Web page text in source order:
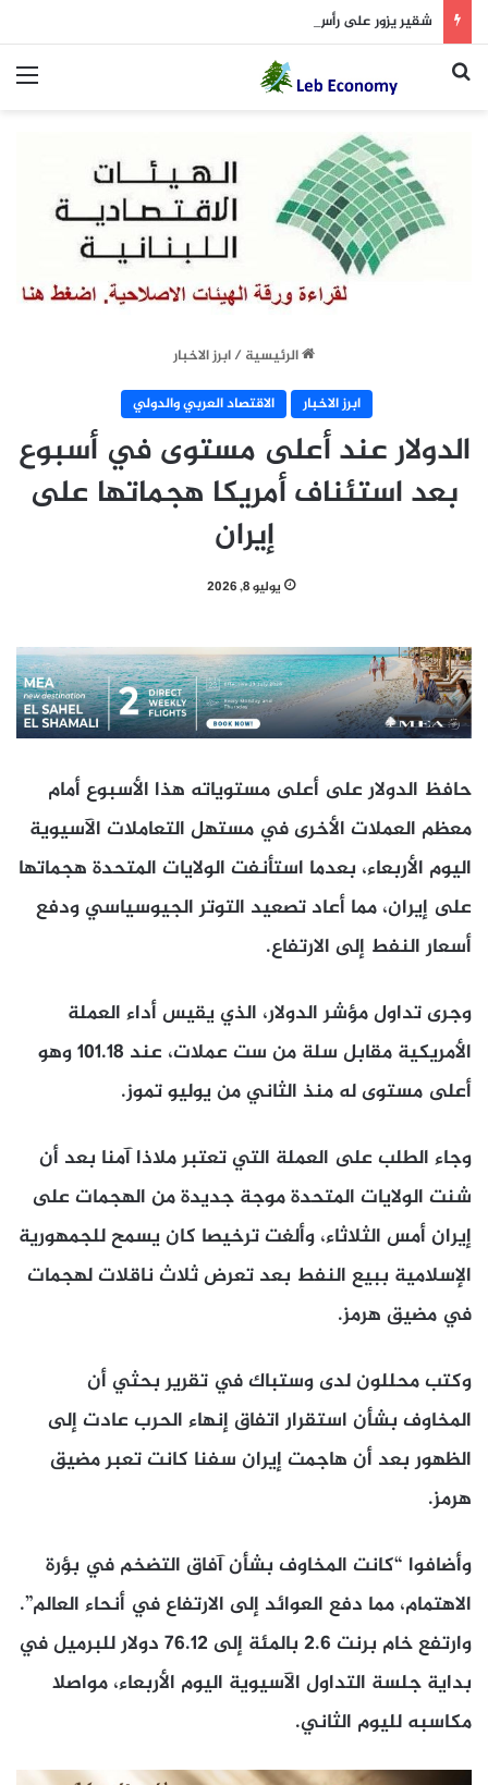
بحث عن
الرئيسية/ابرز الاخبار
ابرز الاخبار
الاقتصاد العربي والدولي
الدولار عند أعلى مستوى في أسبوع
بعد استئناف أمريكا هجماتها على
إيران
يوليو 8, 2026
حافظ الدولار على أعلى مستوياته هذا الأسبوع أمام
معظم العملات الأخرى في مستهل التعاملات ​الآسيوية
اليوم الأربعاء، بعدما استأنفت الولايات المتحدة ‌هجماتها
على إيران، مما أعاد تصعيد التوتر الجيوسياسي ودفع
أسعار النفط إلى الارتفاع.
وجرى تداول مؤشر الدولار، الذي يقيس أداء العملة ​
الأمريكية مقابل سلة من ست عملات، عند 101.18 ​وهو
أعلى مستوى له منذ الثاني من ⁠يوليو تموز.
وجاء الطلب على العملة التي تعتبر ملاذا آمنا ​بعد أن
شنت الولايات المتحدة موجة جديدة من الهجمات ​على
إيران أمس الثلاثاء، وألغت ترخيصا كان يسمح للجمهورية
الإسلامية ببيع النفط بعد تعرض ثلاث ناقلات لهجمات
في مضيق هرمز.
وكتب ​محللون لدى وستباك في تقرير بحثي أن
المخاوف ​بشأن استقرار اتفاق إنهاء الحرب عادت إلى
الظهور بعد أن هاجمت ‌إيران ⁠سفنا كانت تعبر مضيق
هرمز.
وأضافوا “كانت المخاوف بشأن آفاق التضخم في بؤرة
الاهتمام، مما دفع العوائد إلى الارتفاع في أنحاء العالم”.
وارتفع خام برنت 2.6 بالمئة إلى 76.12 ​دولار للبرميل في
​بداية جلسة ⁠التداول الآسيوية اليوم الأربعاء، مواصلا
مكاسبه لليوم الثاني.